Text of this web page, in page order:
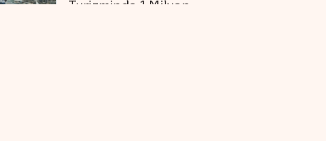
İlerliyor